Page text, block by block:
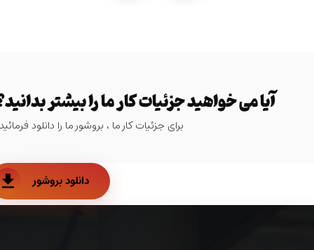
آیا می خواهید جزئیات کار ما را بیشتر
برای جزئیات کار ما ، بروشور ما را دانلود
دانلود بروشور